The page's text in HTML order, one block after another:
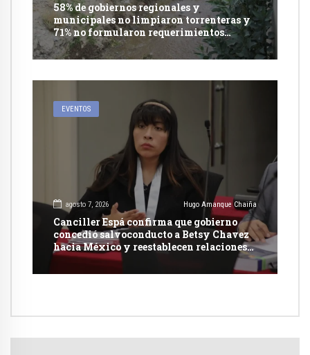
58% de gobiernos regionales y
municipales no limpiaron torrenteras y
71% no formularon requerimientos
presupuestales afirma informe de
Contraloría
EVENTOS
agosto 7, 2026 Hugo Amanque Chaiña
Canciller Espá confirma que gobierno
concedió salvoconducto a Betsy Chavez
hacia México y reestablecen relaciones
con dicho país